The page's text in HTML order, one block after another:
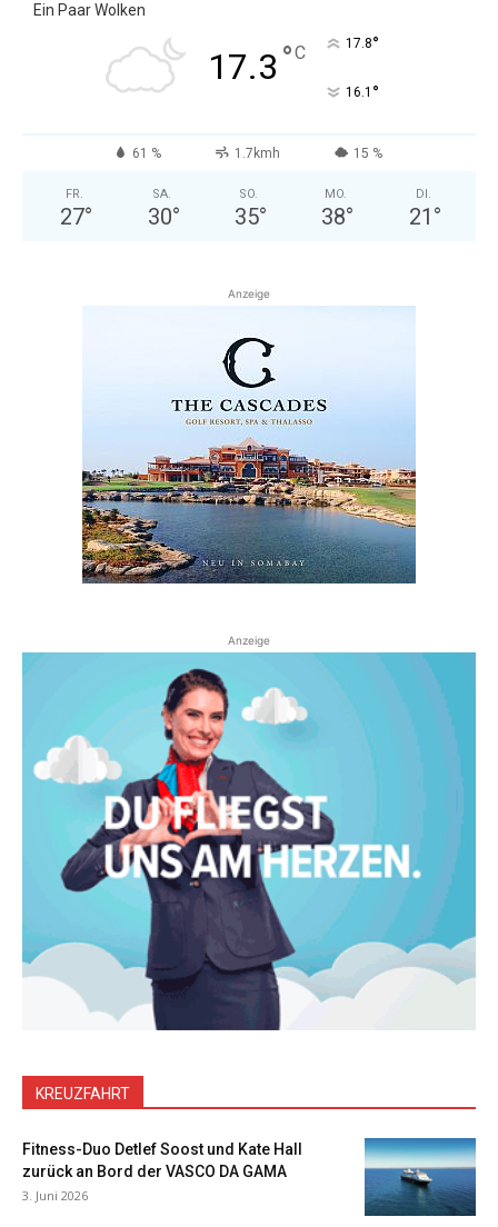
Ein Paar Wolken
17.3 °C 17.8°
16.1 °
61 % 1.7kmh 15 %
FR.
27°
SA.
30°
SO.
35°
MO.
38°
DI.
21 °
Anzeige
Anzeige
KREUZFAHRT
Fitness-Duo Detlef Soost und Kate Hall
zurück an Bord der VASCO DA GAMA
3. Juni 2026